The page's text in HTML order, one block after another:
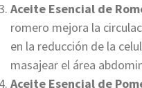
Aceite Esencial de
romero mejora la
en la reducción de la
masajear el área
Aceite Esencial de